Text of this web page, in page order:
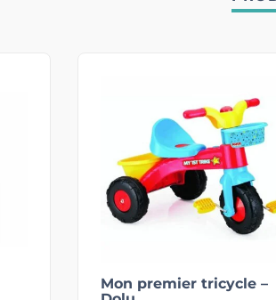
Mon premier tricycle –